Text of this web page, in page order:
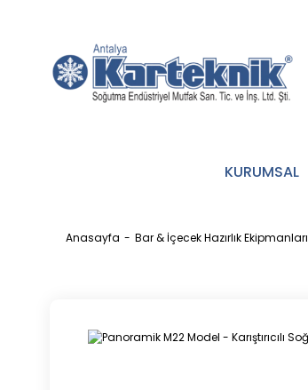
KURUMSAL
Anasayfa Bar & İçecek Hazırlık Ekipmanları